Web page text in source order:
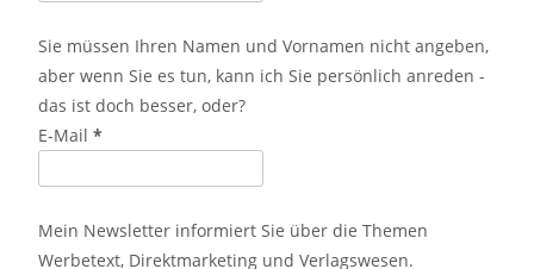
Sie müssen Ihren Namen und Vornamen nicht angeben,
aber wenn Sie es tun, kann ich Sie persönlich anreden -
das ist doch besser, oder?
E-Mail *
Mein Newsletter informiert Sie über die Themen
Werbetext, Direktmarketing und Verlagswesen.